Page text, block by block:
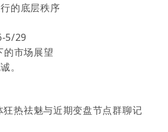
的底层秩序
5/29
的市场展望
。
狂热祛魅与近期变盘节点群聊记